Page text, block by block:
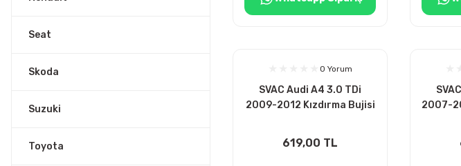
Seat
Skoda
Suzuki
Toyota
0 Yorum
SVAC Audi A4 3.0 TDi
2009-2012 Kızdırma Bujisi
619,00 TL
2007-